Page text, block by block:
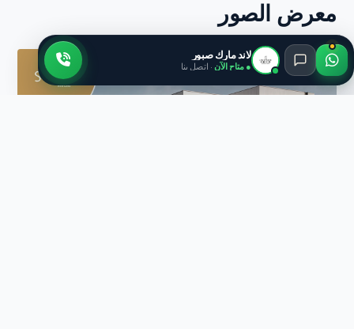
معرض الصور
لاند مارك صبور
● متاح الآن · اتصل بنا